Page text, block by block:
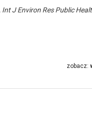
Int J Environ Res Public
zobacz: